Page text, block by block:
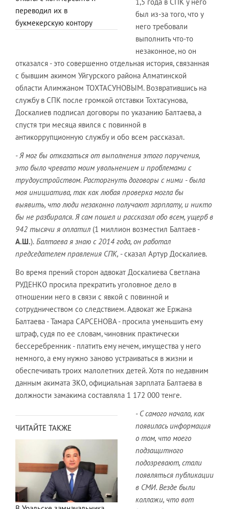
переводил их в
букмекерскую контору
был из-за того, что у
него требовали
выполнить что-то
незаконное, но он
отказался - это совершенно отдельная история, связанная
с бывшим акимом Уйгурского района Алматинской
области Алимжаном ТОХТАСУНОВЫМ. Возвратившись на
службу в СПК после громкой отставки Тохтасунова,
Доскалиев подписал договоры по указанию Балтаева, а
спустя три месяца явился с повинной в
антикоррупционную службу и обо всем рассказал.
- Я мог бы отказаться от выполнения этого поручения,
это было чревато моим увольнением и проблемами с
трудоустройством. Расторгнуть договоры с ними - была
моя инициатива, так как любая проверка могла бы
выявить, что люди незаконно получают зарплату, и никто
бы не разбирался. Я сам пошел и рассказал обо всем, ущерб в
942 тысячи я оплатил (1 миллион возместил Балтаев -
А.Ш.). Балтаева я знаю с 2014 года, он работал
председателем правления СПК, - сказал Артур Доскалиев.
Во время прений сторон адвокат Доскалиева Светлана
РУДЕНКО просила прекратить уголовное дело в
отношении него в связи с явкой с повинной и
сотрудничеством со следствием. Адвокат же Ержана
Балтаева - Тамара САРСЕНОВА - просила уменьшить ему
штраф, судя по ее словам, чиновник практически
бессеребренник - платить ему нечем, имущества у него
немного, а ему нужно заново устраиваться в жизни и
обеспечивать троих малолетних детей. Хотя по недавним
данным акимата ЗКО, официальная зарплата Балтаева в
должности замакима составляла 1 172 000 тенге.
ЧИТАЙТЕ ТАКЖЕ
- С самого начала, как
появилась информация
о том, что моего
подзащитного
подозревают, стали
появляться публикации
в СМИ. Везде были
коллажи, что вот